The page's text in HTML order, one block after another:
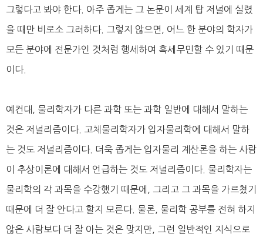
그렇다고 봐야 한다. 아주 좁게는 그 논문이 세계 탑 저널에 실렸
을 때만 비로소 그러하다. 그렇지 않으면, 어느 한 분야의 학자가
모든 분야에 전문가인 것처럼 행세하여 혹세무민할 수 있기 때문
이다.
예컨대, 물리학자가 다른 과학 또는 과학 일반에 대해서 말하는
것은 저널리즘이다. 고체물리학자가 입자물리학에 대해서 말하
는 것도 저널리즘이다. 더욱 좁게는 입자물리 계산론을 하는 사람
이 추상이론에 대해서 언급하는 것도 저널리즘이다. 물리학자는
물리학의 각 과목을 수강했기 때문에, 그리고 그 과목을 가르쳤기
때문에 더 잘 안다고 할지 모른다. 물론, 물리학 공부를 전혀 하지
않은 사람보다 더 잘 아는 것은 맞지만, 그런 일반적인 지식으로